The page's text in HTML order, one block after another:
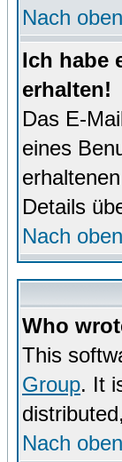
Nach oben
Ich habe
erhalten!
Das E-
eines
Details
Nach oben
Who
This
Group. It
Nach oben